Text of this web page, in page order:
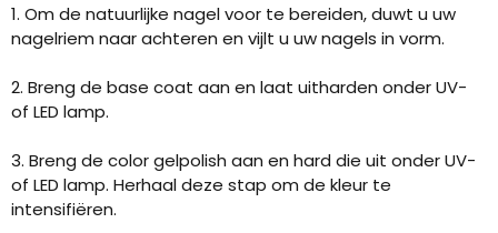
1. Om de natuurlijke nagel voor te bereiden, duwt u uw
nagelriem naar achteren en vijlt u uw nagels in vorm.
2. Breng de base coat aan en laat uitharden onder UV-
of LED lamp.
3. Breng de color gelpolish aan en hard die uit onder UV-
of LED lamp. Herhaal deze stap om de kleur te
intensifiëren.